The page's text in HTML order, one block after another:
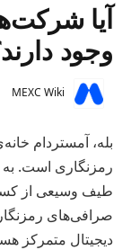
آیا
وجود
MEXC Wiki
بله، آمستردام
رمزنگاری است. به
طیف وسیعی از
صرافی‌های
دیجیتال متمرکز